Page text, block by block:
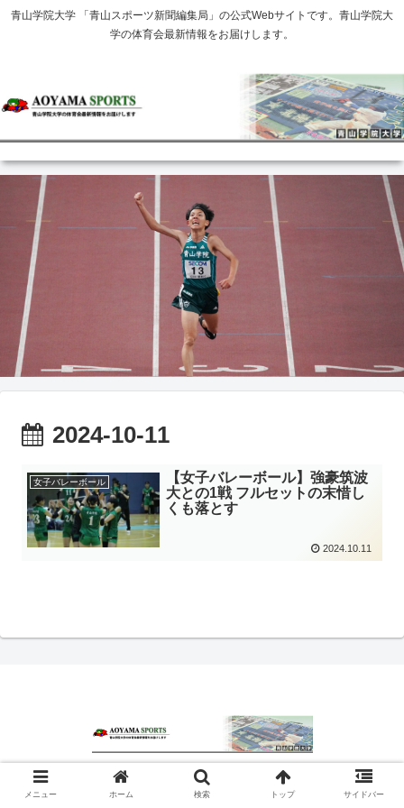
青山学院大学 「青山スポーツ新聞編集局」の公式Webサイトです。青山学院大
学の体育会最新情報をお届けします。
2024-10-11
女子バレーボール
【女子バレーボール】強豪筑波
大との1戦 フルセットの末惜し
くも落とす
2024.10.11
© 2020 青山スポーツ.
メニュー ホーム 検索 トップ サイドバー